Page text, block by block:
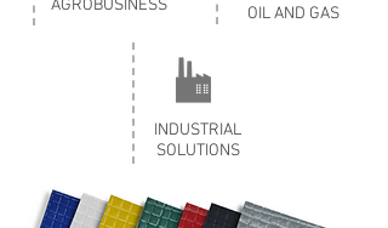
AGROBUSINESS OIL AND GAS
INDUSTRIAL
SOLUTIONS